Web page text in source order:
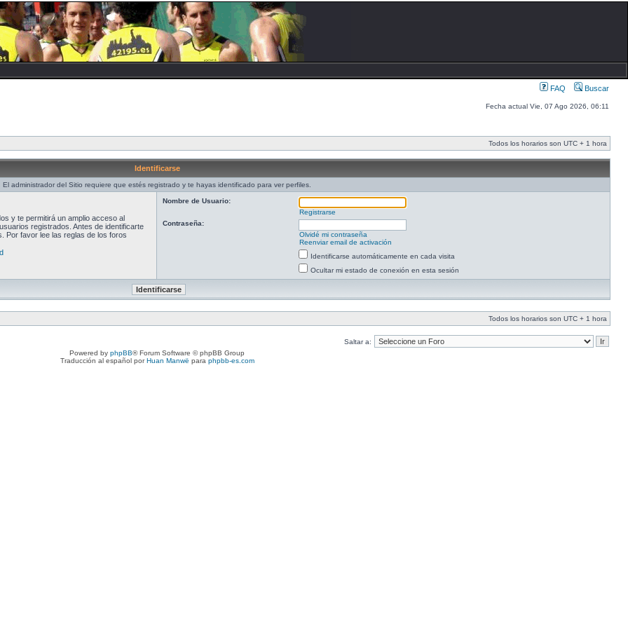
FAQ Buscar
Fecha actual Vie, 07 Ago 2026, 06:11
Todos los horarios son UTC + 1 hora
Identificarse
El administrador del Sitio requiere que estés registrado y te hayas identificado para ver perfiles.
y te permitirá un amplio acceso al
registrados. Antes de identificarte
Por favor lee las reglas de los foros
Nombre de Usuario:
Registrarse
Contraseña:
Olvidé mi contraseña
Reenviar email de activación
Identificarse automáticamente en cada visita
Ocultar mi estado de conexión en esta sesión
Todos los horarios son UTC + 1 hora
Saltar a:
Powered by phpBB® Forum Software © phpBB Group
Traducción al español porHuan Manwë para phpbb-es.com